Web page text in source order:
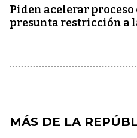
Piden acelerar
presunta restricción a
MÁS DE LA